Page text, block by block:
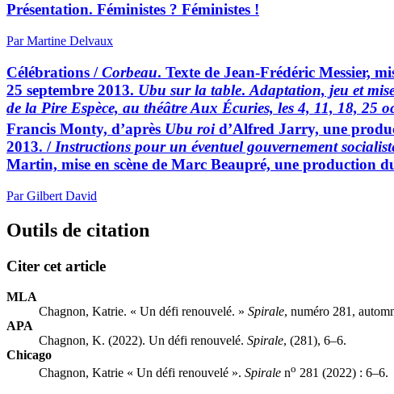
Présentation. Féministes ? Féministes !
Par Martine Delvaux
Célébrations /Corbeau. Texte de Jean-Frédéric Messier,
25 septembre 2013. Ubu sur la table. Adaptation, jeu et
de la Pire Espèce, au théâtre Aux Écuries, les 4, 11, 18, 25
Francis Monty, d’après Ubu roid’Alfred Jarry, une
2013. / Instructions pour un éventuel gouvernement
Martin, mise en scène de Marc Beaupré, une production
Par Gilbert David
Outils de citation
Citer cet article
MLA
Chagnon, Katrie. « Un défi renouvelé. » Spirale, numéro 281,
APA
Chagnon, K. (2022). Un défi renouvelé. Spirale, (281), 6–6.
Chicago
Chagnon, Katrie « Un défi renouvelé ». Spirale no 281 (2022) : 6–6.